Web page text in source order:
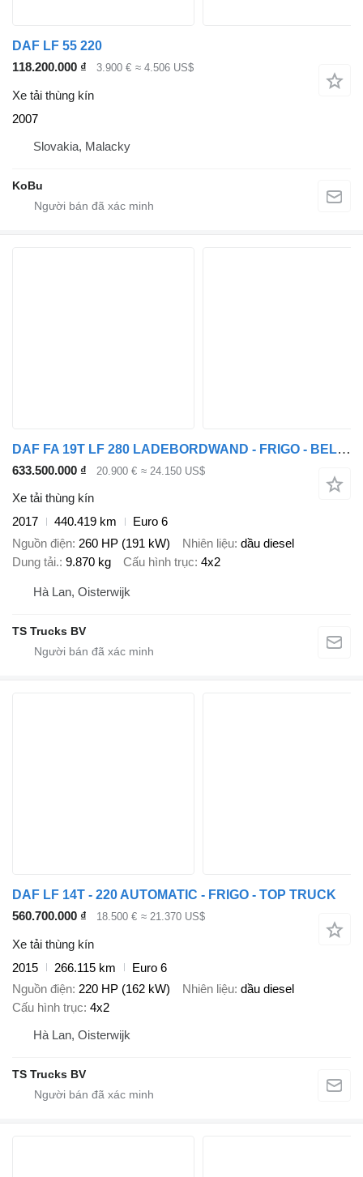
DAF LF 55 220
118.200.000 ₫
3.900 € ≈ 4.506 US$
Xe tải thùng kín
2007
Slovakia, Malacky
KoBu
DAF FA 19T LF 280 LADEBORDWAND - FRIGO - BELGIUM TOP TRUCK
633.500.000 ₫ 20.900 € ≈ 24.150 US$
Xe tải thùng kín
2017
440.419 km
Euro 6
Nguồn điện 260 HP (191 kW) Nhiên liệu dầu diesel
Dung tải. 9.870 kg Cấu hình trục 4x2
Hà Lan, Oisterwijk
TS Trucks BV
DAF LF 14T - 220 AUTOMATIC - FRIGO - TOP TRUCK
560.700.000 ₫
18.500 € ≈ 21.370 US$
Xe tải thùng kín
2015
266.115 km
Euro 6
Nguồn điện 220 HP (162 kW) Nhiên liệu dầu diesel
Cấu hình trục 4x2
Hà Lan, Oisterwijk
TS Trucks BV